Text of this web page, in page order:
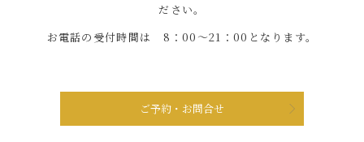
ださい。
お電話の受付時間は 8：00～21：00となります。
ご予約・お問合せ